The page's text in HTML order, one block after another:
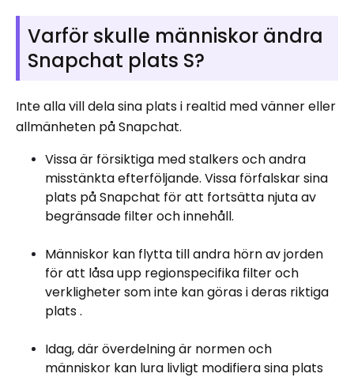
Varför skulle människor ändra
Snapchat plats S?
Inte alla vill dela sina plats i realtid med vänner eller
allmänheten på Snapchat.
Vissa är försiktiga med stalkers och andra
misstänkta efterföljande. Vissa förfalskar sina
plats på Snapchat för att fortsätta njuta av
begränsade filter och innehåll.
Människor kan flytta till andra hörn av jorden
för att låsa upp regionspecifika filter och
verkligheter som inte kan göras i deras riktiga
plats .
Idag, där överdelning är normen och
människor kan lura livligt modifiera sina plats